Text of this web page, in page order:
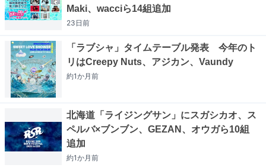
Maki、wacciら14組追加
23日前
「ラブシャ」タイムテーブル発表 今年のト
リはCreepy Nuts、アジカン、Vaundy
約1か月前
北海道「ライジングサン」にスガシカオ、ス
ペルバ×ブンブン、GEZAN、オウガら10組
追加
約1か月前